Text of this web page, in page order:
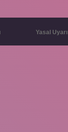
Yasal Uyarı